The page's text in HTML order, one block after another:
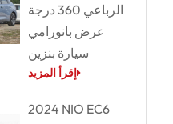
الرباعي 360 درجة
عرض بانورامي
سيارة بنزين
إقرأ المزيد
2024 NIO EC6